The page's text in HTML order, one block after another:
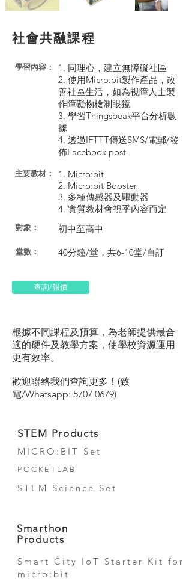
社會共融課程
學習內容：
1. 同理心，建立無障礙社區
2. 使用Micro:bit製作產品，改
善社區生活，如為視障人士製
作障礙物檢測眼鏡
3. 學習Thingspeak平台分析數
據
4. 透過IFTTT傳送SMS/電郵/發
佈Facebook post
​主要教材：
1. Micro:bit
2. Micro:bit Booster
3. 多種傳感器及驅動器
4. 實質教材會視乎內容而定
對象： 初中至高中
​堂數： 40分鐘/堂，共6-10堂/自訂
查詢/報價
根據不同課程及預算，為老師提供最合
適的硬件及教學方案，使學校資源運用
更有效率。
歡迎聯絡我們查詢更多！(致
電/Whatsapp: 5707 0679)
STEM Products
MICRO:BIT Set
POCKETLAB
STEM Science Set
Smarthon
Products
Smart City IoT Starter Kit for
micro:bit